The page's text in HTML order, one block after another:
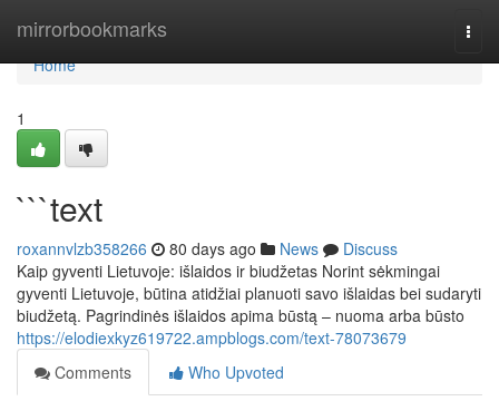
mirrorbookmarks
Home
Home
1
```text
roxannvlzb358266 80 days ago News
Discuss
Kaip gyventi Lietuvoje: išlaidos ir biudžetas Norint sėkmingai
gyventi Lietuvoje, būtina atidžiai planuoti savo išlaidas bei sudaryti
biudžetą. Pagrindinės išlaidos apima būstą – nuoma arba būsto
https://elodiexkyz619722.ampblogs.com/text-78073679
Comments
Who Upvoted